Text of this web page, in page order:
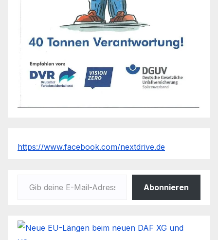
https://www.facebook.com/nextdrive.de
Abonnieren